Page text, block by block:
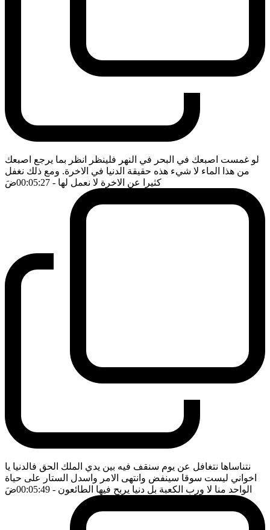
لو غمست اصبعك في البحر في النهر فلينظر انظر بما يرجع اصبعك
من هذا الماء لا شيء هذه حقيقة الدنيا في الاخرة. ومع ذلك نغفل
كثيرا عن الاخرة لا نعمل لها - 00:05:27 ضَ
نتناساها نتغافل عن يوم سنقف فيه بين يدي الملك الحق فالدنيا يا
اخواني ليست سوقا سينفض وانتهى الامر واسدل الستار على حياة
الواحد منا لا ورب الكعبة بل دنيا يربح فيها الطائعون - 00:05:49 ضَ